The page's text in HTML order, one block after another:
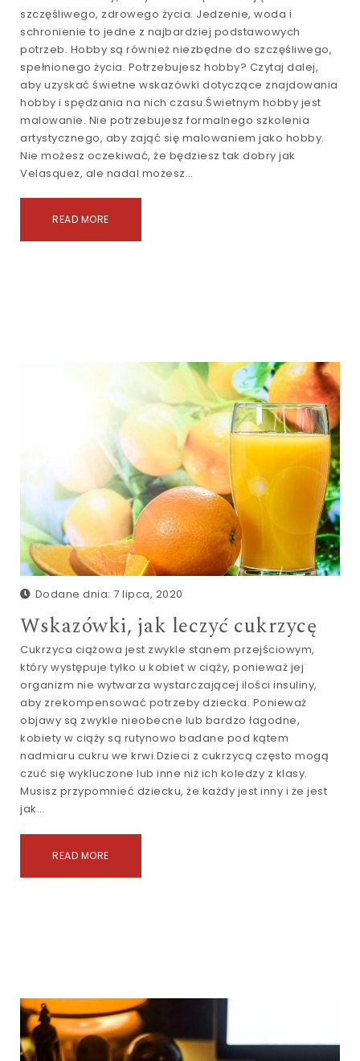
szczęśliwego, zdrowego życia. Jedzenie, woda i
schronienie to jedne z najbardziej podstawowych
potrzeb. Hobby są również niezbędne do szczęśliwego,
spełnionego życia. Potrzebujesz hobby? Czytaj dalej,
aby uzyskać świetne wskazówki dotyczące znajdowania
hobby i spędzania na nich czasu.Świetnym hobby jest
malowanie. Nie potrzebujesz formalnego szkolenia
artystycznego, aby zająć się malowaniem jako hobby.
Nie możesz oczekiwać, że będziesz tak dobry jak
Velasquez, ale nadal możesz…
READ MORE
Dodane dnia: 7 lipca, 2020
Wskazówki, jak leczyć cukrzycę
Cukrzyca ciążowa jest zwykle stanem przejściowym,
który występuje tylko u kobiet w ciąży, ponieważ jej
organizm nie wytwarza wystarczającej ilości insuliny,
aby zrekompensować potrzeby dziecka. Ponieważ
objawy są zwykle nieobecne lub bardzo łagodne,
kobiety w ciąży są rutynowo badane pod kątem
nadmiaru cukru we krwi.Dzieci z cukrzycą często mogą
czuć się wykluczone lub inne niż ich koledzy z klasy.
Musisz przypomnieć dziecku, że każdy jest inny i że jest
jak…
READ MORE